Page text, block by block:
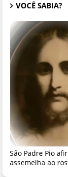
VOCÊ SABIA?
São Padre Pio
assemelha ao